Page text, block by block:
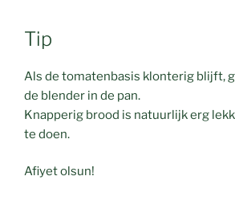
Tip
Als de tomatenbasis klonterig blijft,
de blender in de pan.
Knapperig brood is natuurlijk erg
te doen.
Afiyet olsun!